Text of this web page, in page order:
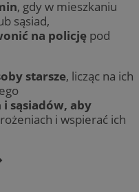
, gdy w mieszkaniu
sąsiad,
na policję pod
starsze, licząc na ich
sąsiadów, aby
i wspierać ich